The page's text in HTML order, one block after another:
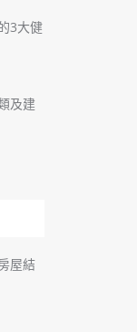
3大健
及建
屋結